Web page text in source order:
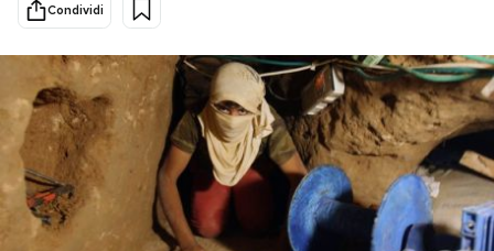
Sport
PODCAST
NEWSLETTER
Condividi